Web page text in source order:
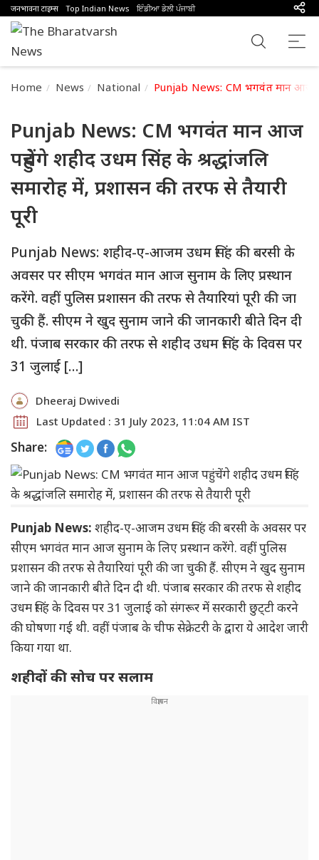
जनभावना टाइम्स Top Indian News ਇੰਡੀਆ ਡੇਲੀ ਪੰਜਾਬੀ
Home News National Punjab News: CM भगवंत मान आज
Punjab News: CM भगवंत मान आज
पहुंचेंगे शहीद उधम सिंह के श्रद्धांजलि
समारोह में, प्रशासन की तरफ से तैयारी
पूरी
Punjab News: शहीद-ए-आजम उधम सिंह की बरसी के
अवसर पर सीएम भगवंत मान आज सुनाम के लिए प्रस्थान
करेंगे. वहीं पुलिस प्रशासन की तरफ से तैयारियां पूरी की जा
चुकी हैं. सीएम ने खुद सुनाम जाने की जानकारी बीते दिन दी
थी. पंजाब सरकार की तरफ से शहीद उधम सिंह के दिवस पर
31 जुलाई […]
Dheeraj Dwivedi
Last Updated : 31 July 2023, 11:04 AM IST
Share:
Punjab News: शहीद-ए-आजम उधम सिंह की बरसी के अवसर पर
सीएम भगवंत मान आज सुनाम के लिए प्रस्थान करेंगे. वहीं पुलिस
प्रशासन की तरफ से तैयारियां पूरी की जा चुकी हैं. सीएम ने खुद सुनाम
जाने की जानकारी बीते दिन दी थी. पंजाब सरकार की तरफ से शहीद
उधम सिंह के दिवस पर 31 जुलाई को संगरूर में सरकारी छुट्‌टी करने
की घोषणा गई थी. वहीं पंजाब के चीफ सेक्रेटरी के द्वारा ये आदेश जारी
किया गया था.
शहीदों की सोच पर सलाम